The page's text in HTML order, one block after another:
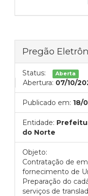
Pregão
Status: Aberta
Abertura: 07/10/
Publicado em: 18/
Entidade:
do Norte
Objeto:
Contratação de
fornecimento de
Preparação do
serviços de